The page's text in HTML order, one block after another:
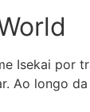
Isekai por
Ao longo